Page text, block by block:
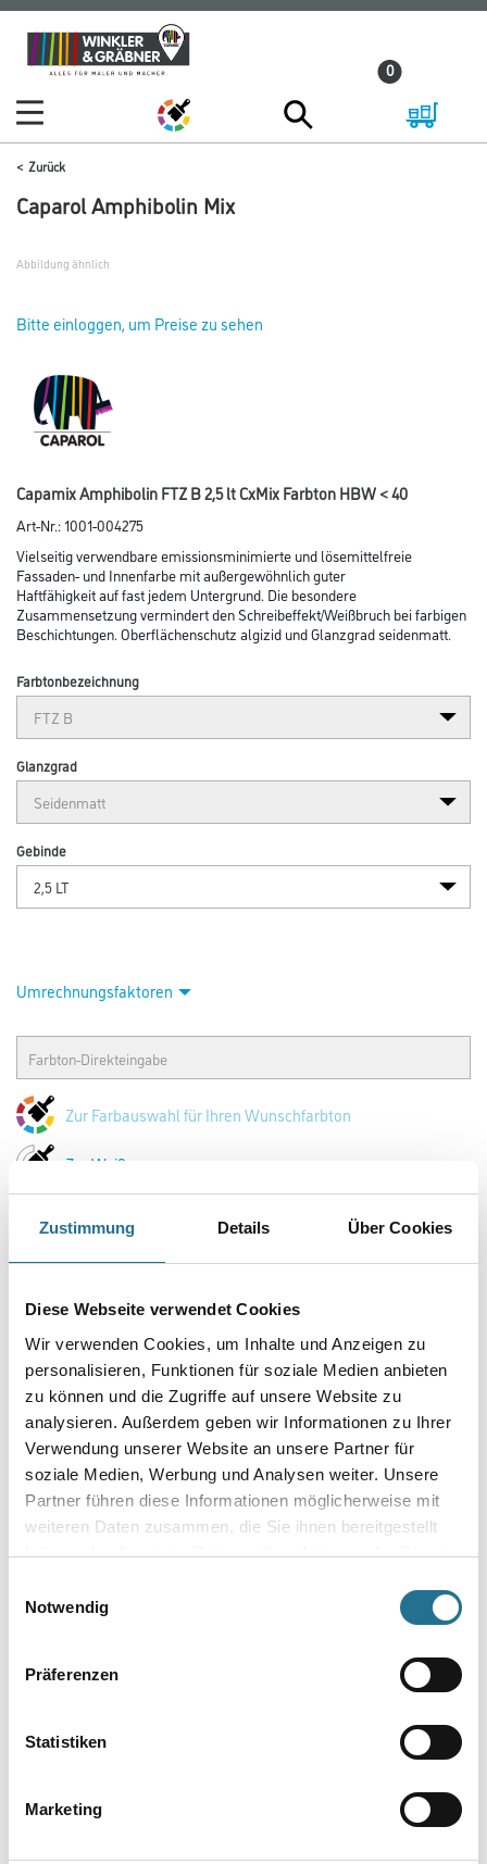
Zustimmung Details Über Cookies
Diese Webseite verwendet Cookies
Wir verwenden Cookies, um Inhalte und Anzeigen zu
personalisieren, Funktionen für soziale Medien anbieten
zu können und die Zugriffe auf unsere Website zu
analysieren. Außerdem geben wir Informationen zu Ihrer
Verwendung unserer Website an unsere Partner für
soziale Medien, Werbung und Analysen weiter. Unsere
Partner führen diese Informationen möglicherweise mit
weiteren Daten zusammen, die Sie ihnen bereitgestellt
haben oder die sie im Rahmen Ihrer Nutzung der Dienste
Notwendig
Präferenzen
Statistiken
Marketing
Zum
Inhalt
Zum
Navigationsmenü
0
Zurück
Caparol Amphibolin Mix
Bitte einloggen, um Preise zu sehen
Vielseitig verwendbare emissionsminimierte und lösemittelfreie
Fassaden- und Innen­farbe mit außergewöhnlich guter
Haftfähig­keit auf fast jedem Untergrund. Die besondere
Zusammensetzung vermindert den Schreibeffekt/Weißbruch bei farbigen
Beschichtungen. Oberflächenschutz algizid und Glanzgrad seidenmatt.
Farbtonbezeichnung
Gebinde
Umrechnungsfaktoren
Zur Farbauswahl für Ihren Wunschfarbton